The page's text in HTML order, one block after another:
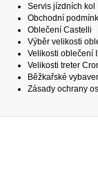
Servis jízdních kol
Obchodní
Oblečení Castelli
Výběr velikosti
Velikosti oblečení
Velikosti treter
Běžkařské
Zásady ochrany